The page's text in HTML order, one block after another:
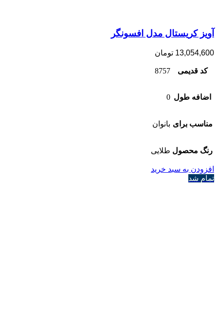
آویز کریستال مدل افسونگر
13,054,600 تومان
کد قدیمی 8757
اضافه طول 0
مناسب برای بانوان
رنگ محصول طلایی
افزودن به سبد خرید
تمام شد